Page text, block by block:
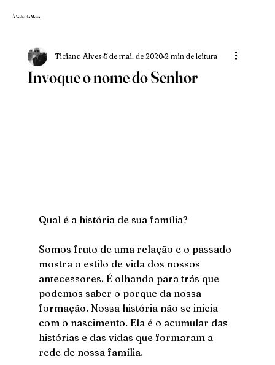
À Volta da Mesa
Invoque o nome do Senhor
Ticiano Alves 5 de mai. de 2020 2 min de leitura
Qual é a história de sua família?
Somos fruto de uma relação e o passado
mostra o estilo de vida dos nossos
antecessores. É olhando para trás que
podemos saber o porque da nossa
formação. Nossa história não se inicia
com o nascimento. Ela é o acumular das
histórias e das vidas que formaram a
rede de nossa família.